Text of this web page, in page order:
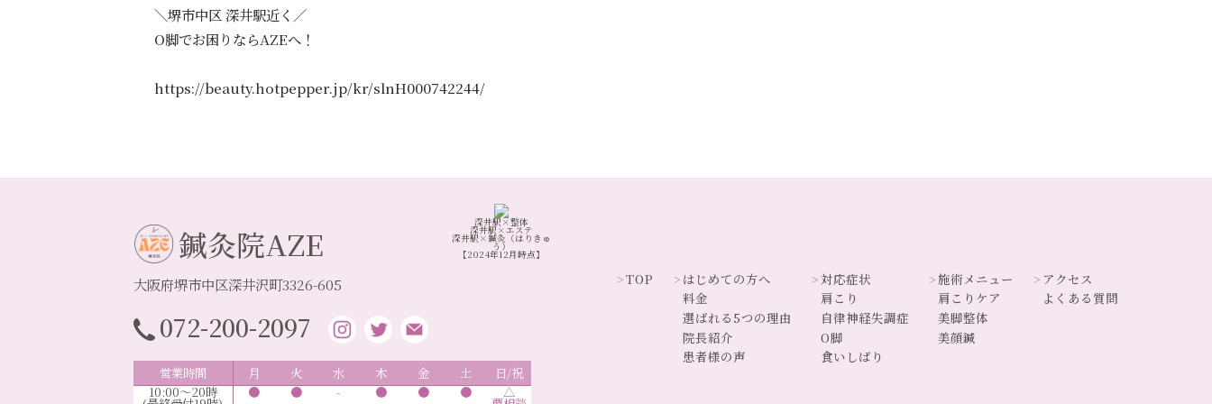
＼堺市中区 深井駅近く／
O脚でお困りならAZEへ！
https://beauty.hotpepper.jp/kr/slnH000742244/
深井駅×整体
深井駅×エステ
深井駅×鍼灸（はりきゅ
う）
【2024年12月時点】
鍼灸院AZE
大阪府堺市中区深井沢町3326-605
072-200-2097
営業時間 月 火 水 木 金 土
日/祝
10:00～20時
● ● - ● ● ● △
TOP
はじめての方へ
料金
選ばれる5つの理由
院長紹介
患者様の声
対応症状
肩こり
自律神経失調症
O脚
食いしばり
施術メニュー
肩こりケア
美脚整体
美顔鍼
アクセス
よくある質問